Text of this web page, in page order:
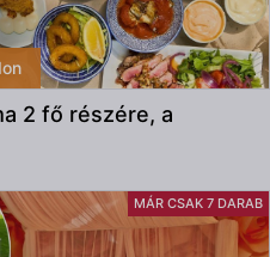
2 fő részére, a
MÁR CSAK 7 DARAB